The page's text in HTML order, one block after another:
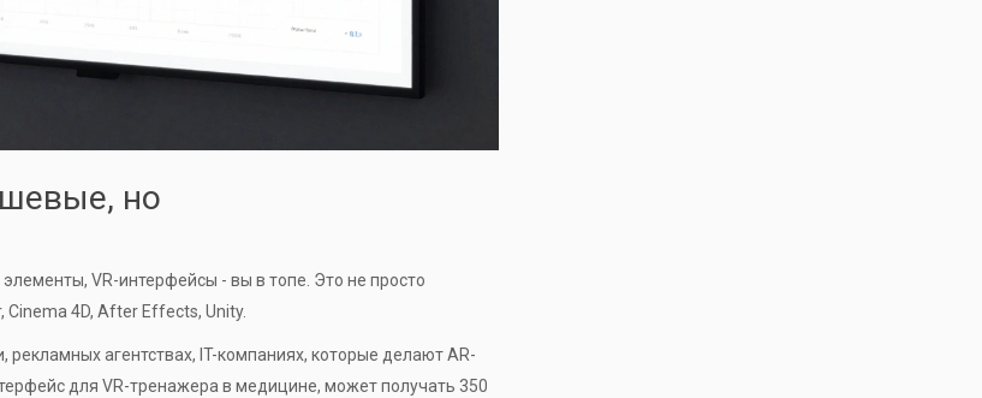
но
VR-интерфейсы - вы в топе. Это не просто
Cinema 4D, After Effects, Unity.
агентствах, IT-компаниях, которые делают AR-
для VR-тренажера в медицине, может получать 350